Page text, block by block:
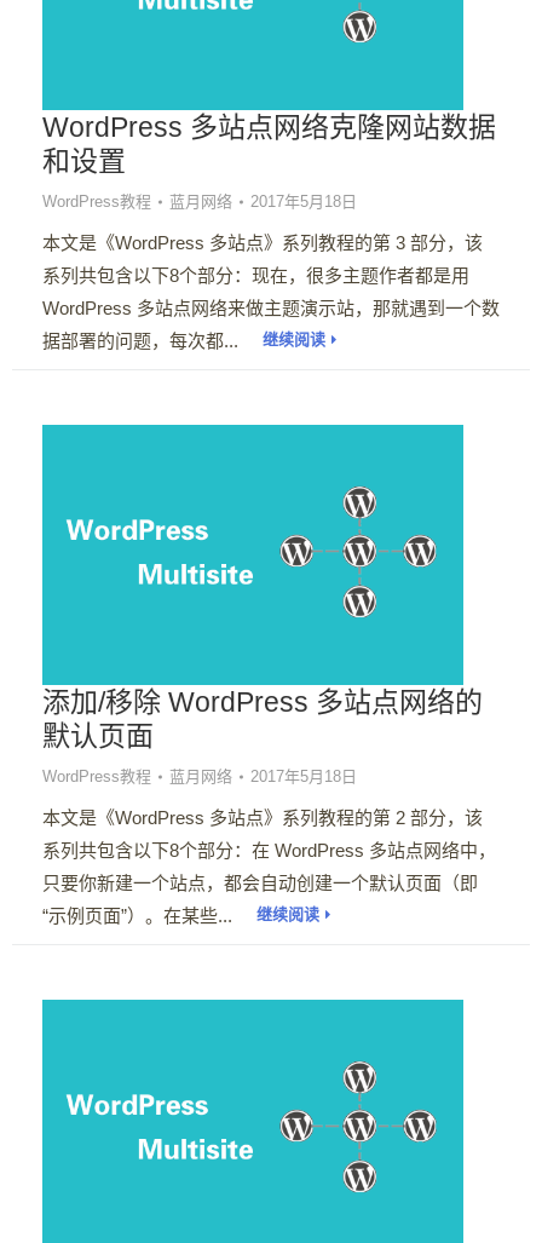
WordPress 多站点网络克隆网站数据
和设置
WordPress教程 蓝月网络 2017年5月18日
本文是《WordPress 多站点》系列教程的第 3 部分，该
系列共包含以下8个部分：现在，很多主题作者都是用
WordPress 多站点网络来做主题演示站，那就遇到一个数
据部署的问题，每次都...
继续阅读
添加/移除 WordPress 多站点网络的
默认页面
WordPress教程 蓝月网络 2017年5月18日
本文是《WordPress 多站点》系列教程的第 2 部分，该
系列共包含以下8个部分：在 WordPress 多站点网络中，
只要你新建一个站点，都会自动创建一个默认页面（即
“示例页面”）。在某些...
继续阅读